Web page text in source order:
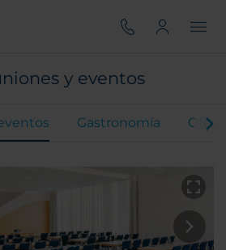
y eventos
Gastronomía